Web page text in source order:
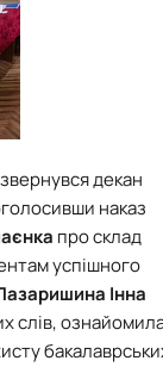
декан
наказ
про склад
успішного
Інна
слів,